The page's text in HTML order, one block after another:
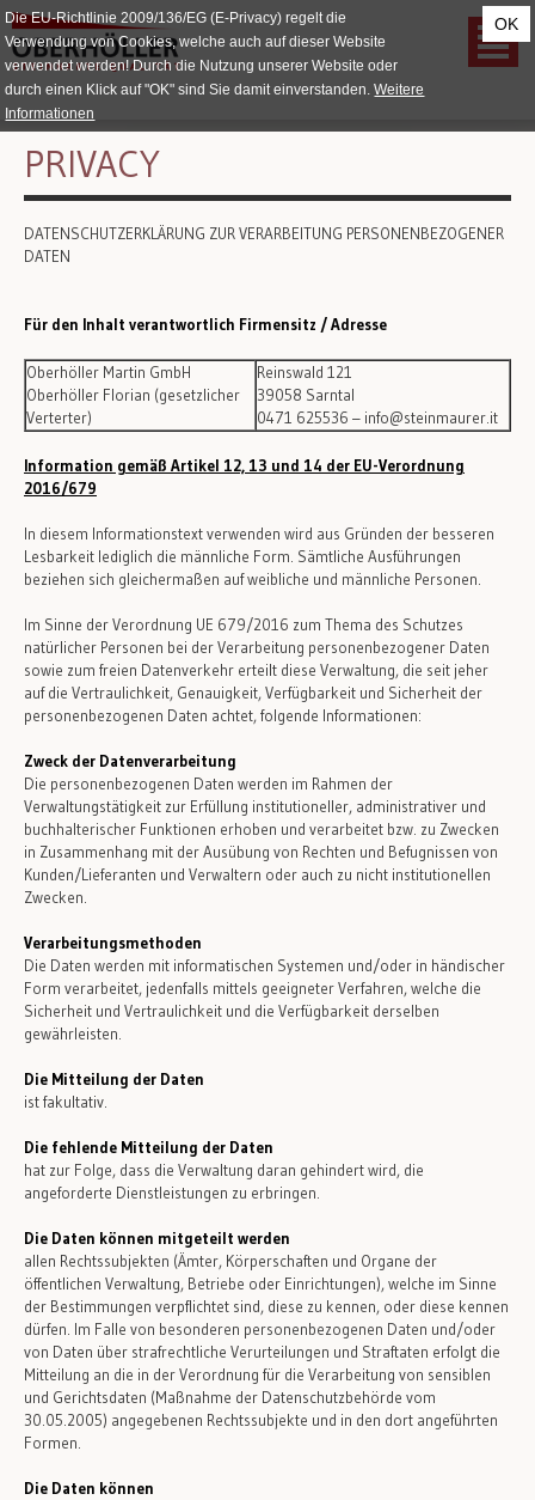
PRIVACY
DATENSCHUTZERKLÄRUNG ZUR VERARBEITUNG PERSONENBEZOGENER
DATEN
Für den Inhalt verantwortlich Firmensitz / Adresse
Oberhöller Martin GmbH
Oberhöller Florian (gesetzlicher
Verterter)
Reinswald 121
39058 Sarntal
0471 625536 – info@steinmaurer.it
Information gemäß Artikel 12, 13 und 14 der EU-Verordnung
2016/679
In diesem Informationstext verwenden wird aus Gründen der besseren
Lesbarkeit lediglich die männliche Form. Sämtliche Ausführungen
beziehen sich gleichermaßen auf weibliche und männliche Personen.
Im Sinne der Verordnung UE 679/2016 zum Thema des Schutzes
natürlicher Personen bei der Verarbeitung personenbezogener Daten
sowie zum freien Datenverkehr erteilt diese Verwaltung, die seit jeher
auf die Vertraulichkeit, Genauigkeit, Verfügbarkeit und Sicherheit der
personenbezogenen Daten achtet, folgende Informationen:
Zweck der Datenverarbeitung
Die personenbezogenen Daten werden im Rahmen der
Verwaltungstätigkeit zur Erfüllung institutioneller, administrativer und
buchhalterischer Funktionen erhoben und verarbeitet bzw. zu Zwecken
in Zusammenhang mit der Ausübung von Rechten und Befugnissen von
Kunden/Lieferanten und Verwaltern oder auch zu nicht institutionellen
Zwecken.
Verarbeitungsmethoden
Die Daten werden mit informatischen Systemen und/oder in händischer
Form verarbeitet, jedenfalls mittels geeigneter Verfahren, welche die
Sicherheit und Vertraulichkeit und die Verfügbarkeit derselben
gewährleisten.
Die Mitteilung der Daten
ist fakultativ.
Die fehlende Mitteilung der Daten
hat zur Folge, dass die Verwaltung daran gehindert wird, die
angeforderte Dienstleistungen zu erbringen.
Die Daten können mitgeteilt werden
allen Rechtssubjekten (Ämter, Körperschaften und Organe der
öffentlichen Verwaltung, Betriebe oder Einrichtungen), welche im Sinne
der Bestimmungen verpflichtet sind, diese zu kennen, oder diese kennen
dürfen. Im Falle von besonderen personenbezogenen Daten und/oder
von Daten über strafrechtliche Verurteilungen und Straftaten erfolgt die
Mitteilung an die in der Verordnung für die Verarbeitung von sensiblen
und Gerichtsdaten (Maßnahme der Datenschutzbehörde vom
30.05.2005) angegebenen Rechtssubjekte und in den dort angeführten
Formen.
Die Daten können
Die EU-Richtlinie 2009/136/EG (E-Privacy) regelt die
Verwendung von Cookies, welche auch auf dieser Website
verwendet werden! Durch die Nutzung unserer Website oder
durch einen Klick auf "OK" sind Sie damit einverstanden.Weitere
Informationen
OK